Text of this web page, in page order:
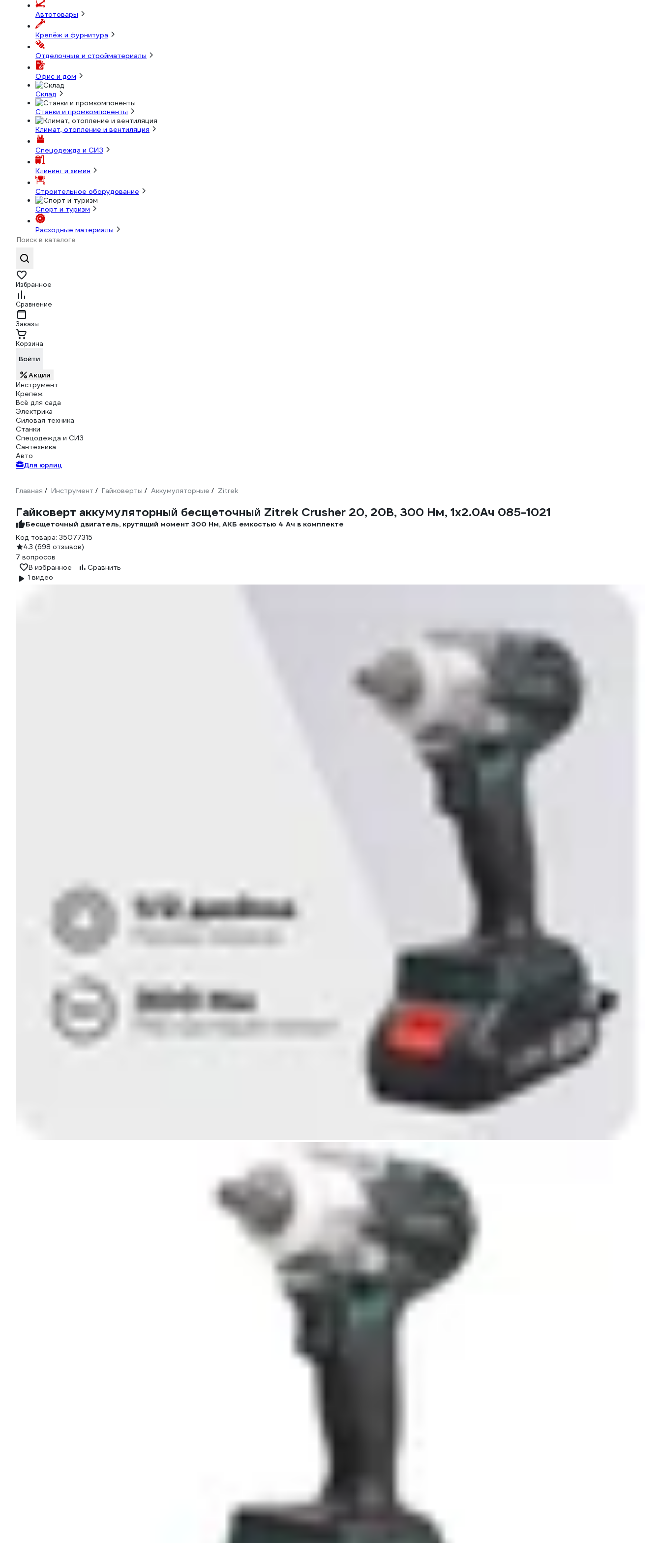
Автотовары
Крепёж и фурнитура
Отделочные и стройматериалы
Офис и дом
Склад
Станки и промкомпоненты
Климат, отопление и вентиляция
Спецодежда и СИЗ
Клининг и химия
Строительное оборудование
Спорт и туризм
Расходные материалы
Избранное
Сравнение
Заказы
Корзина
Войти
Акции
Инструмент
Крепеж
Всё для сада
Электрика
Силовая техника
Станки
Спецодежда и СИЗ
Сантехника
Авто
Для юрлиц
Главная / Инструмент / Гайковерты / Аккумуляторные / Zitrek
Гайковерт аккумуляторный бесщеточный Zitrek Crusher 20, 20В, 300 Нм, 1x2.0Ач 085-1021
Бесщеточный двигатель, крутящий момент 300 Нм, АКБ емкостью 4 Ач в комплекте
Код товара: 35077315
4.3 (698 отзывов)
7 вопросов
В избранное
Сравнить
1 видео